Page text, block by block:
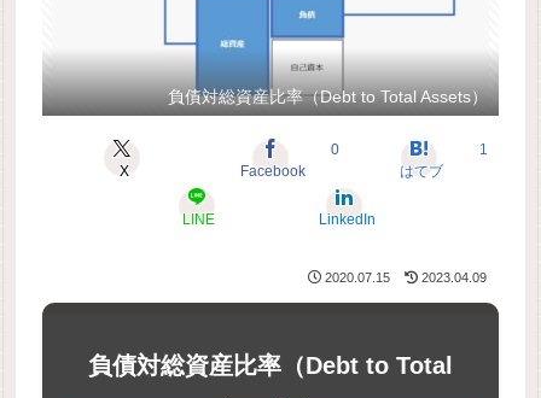
負債対総資産比率（Debt to Total Assets）
X Facebook
0
はてブ
1
LINE LinkedIn
2020.07.15 2023.04.09
負債対総資産比率（Debt to Total